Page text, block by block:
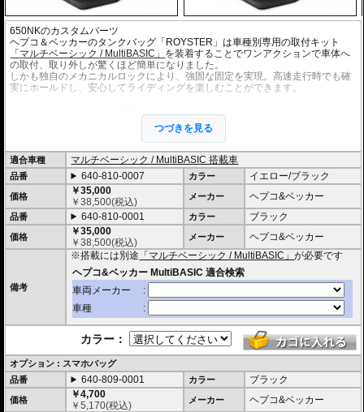
650NKのカスタムパーツ
ヘプコ＆ベッカーのタンクバッグ「ROYSTER」は車種別専用の取付キット
「マルチベーシック / MultiBASIC」 を装着することでワンアクションで車体へ
の取付、取り外しが驚くほど簡単になりました。
しかも独自のメカニカルロックにより、強固な固定を実現。高速走行時でも確
実にホールドし、安心してライディングを楽しむことができます。
グ「Royster」C-Bow用と統一されたデザインとなります。
・ソフトバッグでありながら型くずれを起こしにくく、また高いホールド性能
を誇り、高速走行でも安心してご利用いただけます (メーカー推奨最大速度 : 13
0km/h)。
・防水仕様 : 高い防水性を誇るロールクロージャータイプの一体型インナーバ
ッグを装備。 (完全防水を保証するものではありません)
・サイドにあしらわれたトライアングルデザインは安全性を高めるリフレクタ
ー仕様
・バッグの開閉ロックやバッグの車体へのロックなど様々なセキュリティオプ
ションの使用が可能。
・オプションにスマホバッグを用意。バッグに入れたままでの操作が可能で、
スマホをナビとして利用する際に大変便利です。
・容量 6-9L (可変)
・サイズ H x W x D : 約17-24 x 26 x 33 cm
・重さ 0.6kg
つづきを見る
適合車種 マルチベーシック / MultiBASIC 搭載車
品番 640-810-0007 カラー イエロー/ブラック
価格
￥35,000
￥38,500(税込) メーカー ヘプコ&ベッカー
品番 640-810-0001 カラー ブラック
価格
￥35,000
￥38,500(税込) メーカー ヘプコ&ベッカー
備考
※搭載には別途 「マルチベーシック / MultiBASIC」が必要です
カラー：
オプション : スマホバッグ
品番
640-809-0001 カラー ブラック
価格
￥4,700
￥5,170(税込) メーカー ヘプコ&ベッカー